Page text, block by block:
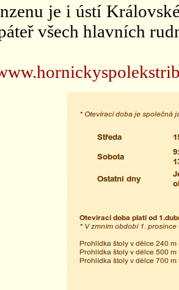
je i ústí
všech hlavních